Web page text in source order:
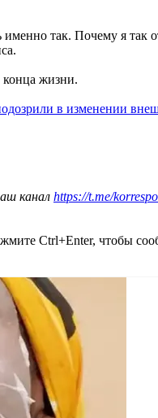
так. Почему я
конца жизни.
в изменении
канал https://t.me/
Ctrl+Enter, чтобы